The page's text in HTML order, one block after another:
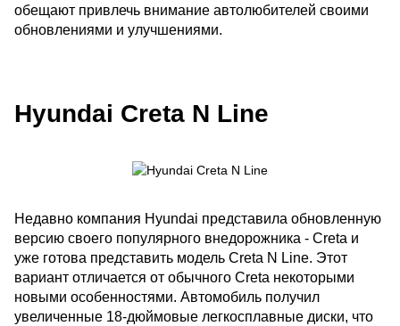
обещают привлечь внимание автолюбителей своими
обновлениями и улучшениями.
Hyundai Creta N Line
Недавно компания Hyundai представила обновленную
версию своего популярного внедорожника - Creta и
уже готова представить модель Creta N Line. Этот
вариант отличается от обычного Creta некоторыми
новыми особенностями. Автомобиль получил
увеличенные 18-дюймовые легкосплавные диски, что